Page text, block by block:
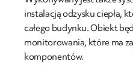
instalacją odzysku ciepła,
całego budynku. Obiekt
monitorowania, które ma
komponentów.